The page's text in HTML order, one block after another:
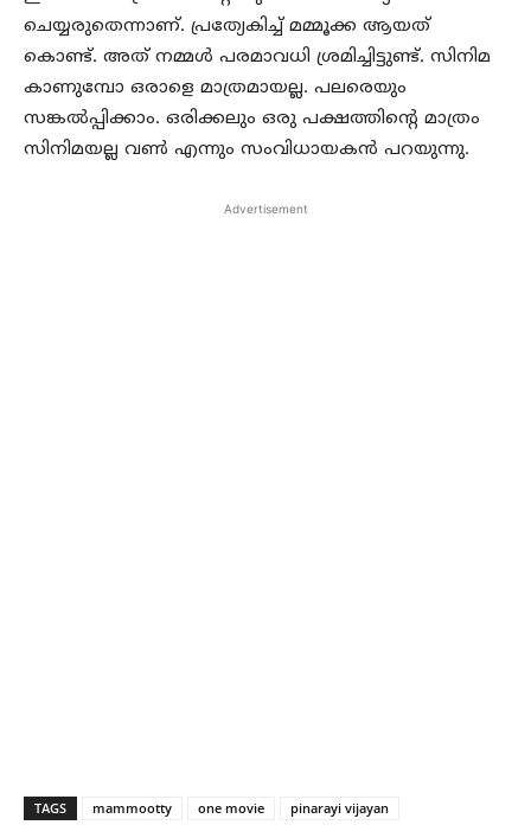
ചെയ്യരുതെന്നാണ്. പ്രത്യേകിച്ച് മമ്മൂക്ക ആയത്
കൊണ്ട്. അത് നമ്മൾ പരമാവധി ശ്രമിച്ചിട്ടുണ്ട്. സിനിമ
കാണുമ്പോ ഒരാളെ മാത്രമായല്ല. പലരെയും
സങ്കൽപ്പിക്കാം. ഒരിക്കലും ഒരു പക്ഷത്തിന്റെ മാത്രം
സിനിമയല്ല വൺ എന്നും സംവിധായകൻ പറയുന്നു.
Advertisement
TAGS mammootty one movie
pinarayi vijayan